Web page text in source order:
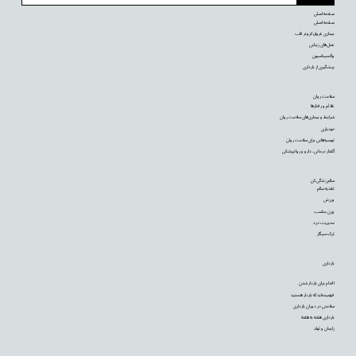
بارداری
اقدام برای باردار شدن
فهمیده‌اید که باردار هستید
سلامتی در دوران بارداری
بارداری هفته به هفته
زایمان و تولد
سالم زندگی کن
تغذیه سالم
ورزش
وزن مناسب
مدیریت درد
ترک سیگار
سلامت روان
علائم و رفتارها
شرایط و بیماری‌های سلامت روان
خودیاری
توصیه‌‌هایی برای سلامت روان
گفتار درمانی، دارو و روانپزشکی
صفحه اصلی
صفحه اصلی
بیماری عروق کرونر قلب
عمل‌های زیبایی
واکسیناسیون
پیشگیری از بارداری